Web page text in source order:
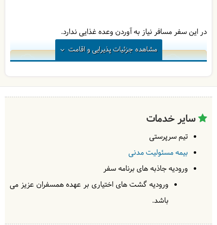
در این سفر مسافر نیاز به آوردن وعده غذایی ندارد.
1
در-| به عهده-
مشاهدهجزئیات پذیرایی و اقامت
سایر خدمات
تیم سرپرستی
بیمه مسئولیت مدنی
ورودیه‌ جاذبه های برنامه سفر
ورودیه گشت های اختیاری بر عهده همسفران عزیز می
باشد.